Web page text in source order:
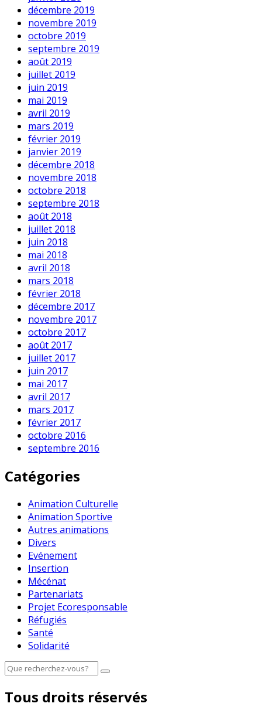
décembre 2019
novembre 2019
octobre 2019
septembre 2019
août 2019
juillet 2019
juin 2019
mai 2019
avril 2019
mars 2019
février 2019
janvier 2019
décembre 2018
novembre 2018
octobre 2018
septembre 2018
août 2018
juillet 2018
juin 2018
mai 2018
avril 2018
mars 2018
février 2018
décembre 2017
novembre 2017
octobre 2017
août 2017
juillet 2017
juin 2017
mai 2017
avril 2017
mars 2017
février 2017
octobre 2016
septembre 2016
Catégories
Animation Culturelle
Animation Sportive
Autres animations
Divers
Evénement
Insertion
Mécénat
Partenariats
Projet Ecoresponsable
Réfugiés
Santé
Solidarité
Tous droits réservés